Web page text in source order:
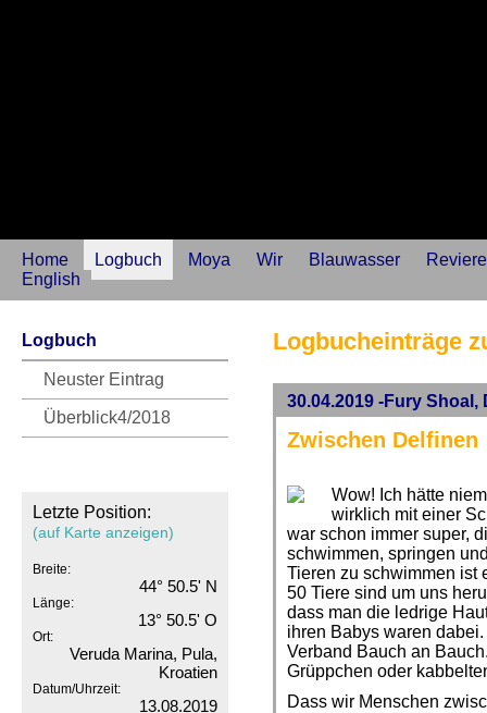
Home Logbuch Moya Wir Blauwasser
Reviere
English
Logbuch
Neuster Eintrag
Überblick4/2018
Letzte Position:
(auf Karte anzeigen)
Breite:
44° 50.5' N
Länge:
13° 50.5' O
Ort:
Veruda Marina, Pula,
Kroatien
Datum/Uhrzeit:
13.08.2019
Logbucheinträge
30.04.2019 -Fury
Zwischen Delfinen
Wow! Ich hätte
wirklich mit einer
war schon immer super,
schwimmen, springen
Tieren zu schwimmen ist
50 Tiere sind um uns
dass man die ledrige
ihren Babys waren
Verband Bauch an
Grüppchen oder
Dass wir Menschen